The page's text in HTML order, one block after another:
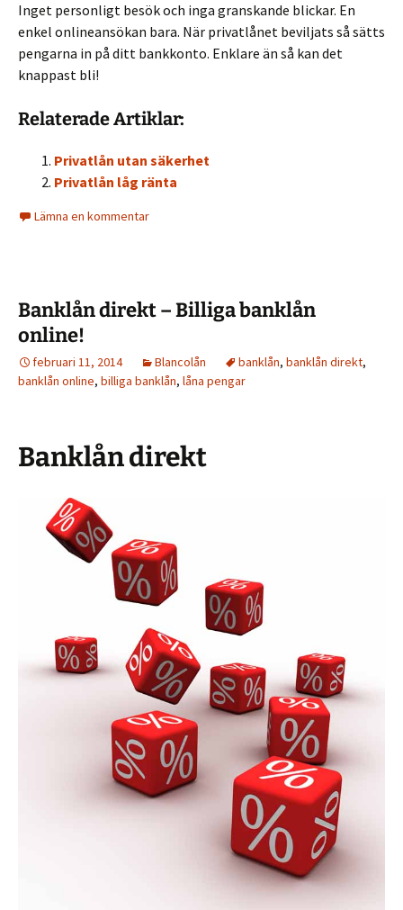
Inget personligt besök och inga granskande blickar. En
enkel onlineansökan bara. När privatlånet beviljats så sätts
pengarna in på ditt bankkonto. Enklare än så kan det
knappast bli!
Relaterade Artiklar:
Privatlån utan säkerhet
Privatlån låg ränta
Lämna en kommentar
Banklån direkt – Billiga banklån
online!
februari 11, 2014 Blancolån banklån, banklån direkt,
banklån online, billiga banklån, låna pengar
Banklån direkt